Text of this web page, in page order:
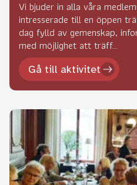
Vi bjuder in alla våra
intresserade till en öppen
dag fylld av gemenskap,
med möjlighet att träff...
Gå till aktivitet